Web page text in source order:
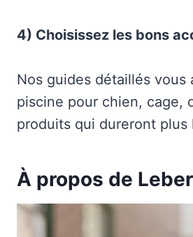
4) Choisissez les bons
Nos guides détaillés vous
piscine pour chien, cage,
produits qui dureront plus
À propos de